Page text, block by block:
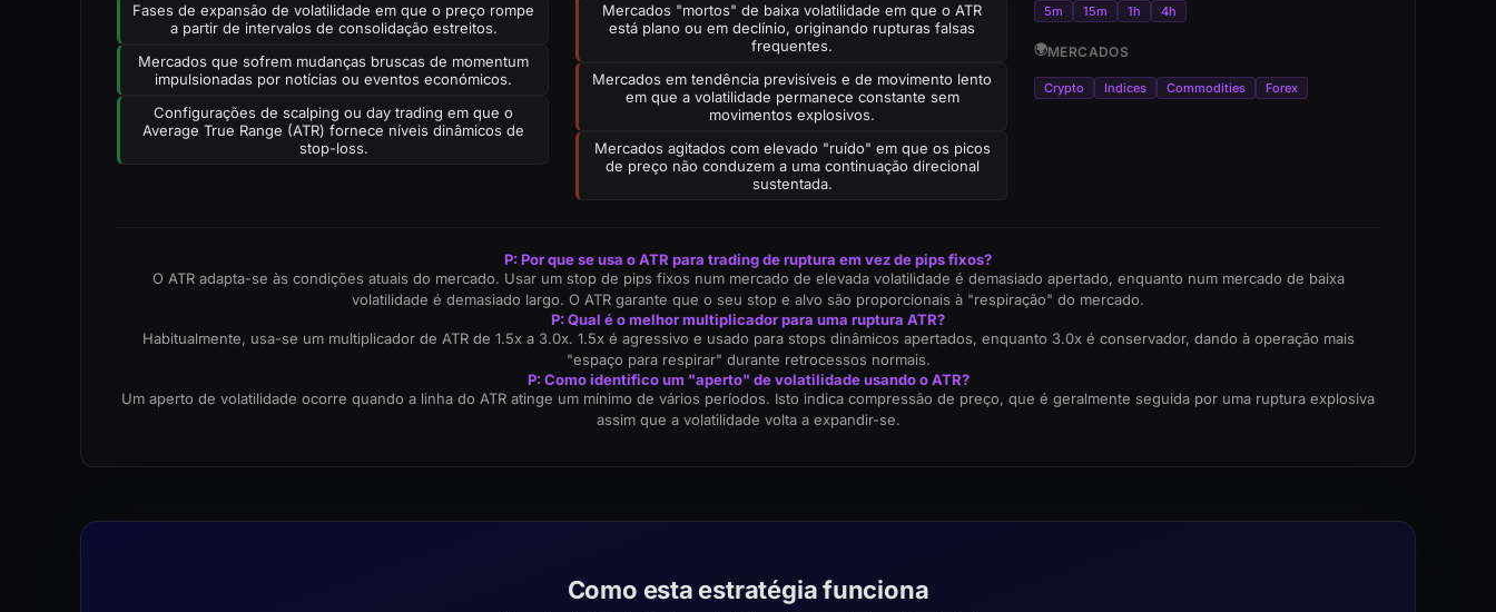
Fases de expansão de volatilidade em que o preço rompe
a partir de intervalos de consolidação estreitos.
Mercados que sofrem mudanças bruscas de momentum
impulsionadas por notícias ou eventos económicos.
Configurações de scalping ou day trading em que o
Average True Range (ATR) fornece níveis dinâmicos de
stop-loss.
Mercados "mortos" de baixa volatilidade em que o ATR
está plano ou em declínio, originando rupturas falsas
frequentes.
Mercados em tendência previsíveis e de movimento lento
em que a volatilidade permanece constante sem
movimentos explosivos.
Mercados agitados com elevado "ruído" em que os picos
de preço não conduzem a uma continuação direcional
sustentada.
5m 15m 1h 4h
🌍MERCADOS
Crypto Indices Commodities Forex
P: Por que se usa o ATR para trading de ruptura em vez de pips fixos?
O ATR adapta-se às condições atuais do mercado. Usar um stop de pips fixos num mercado de elevada volatilidade é demasiado apertado, enquanto num mercado de baixa
volatilidade é demasiado largo. O ATR garante que o seu stop e alvo são proporcionais à "respiração" do mercado.
P: Qual é o melhor multiplicador para uma ruptura ATR?
Habitualmente, usa-se um multiplicador de ATR de 1.5x a 3.0x. 1.5x é agressivo e usado para stops dinâmicos apertados, enquanto 3.0x é conservador, dando à operação mais
"espaço para respirar" durante retrocessos normais.
P: Como identifico um "aperto" de volatilidade usando o ATR?
Um aperto de volatilidade ocorre quando a linha do ATR atinge um mínimo de vários períodos. Isto indica compressão de preço, que é geralmente seguida por uma ruptura explosiva
assim que a volatilidade volta a expandir-se.
Como esta estratégia funciona